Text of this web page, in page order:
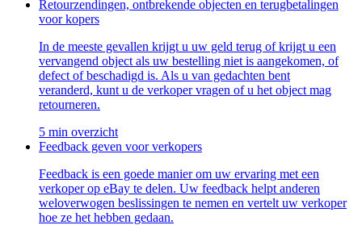
Retourzendingen, ontbrekende objecten en terugbetalingen
voor kopers
In de meeste gevallen krijgt u uw geld terug of krijgt u een
vervangend object als uw bestelling niet is aangekomen, of
defect of beschadigd is. Als u van gedachten bent
veranderd, kunt u de verkoper vragen of u het object mag
retourneren.
5 min overzicht
Feedback geven voor verkopers
Feedback is een goede manier om uw ervaring met een
verkoper op eBay te delen. Uw feedback helpt anderen
weloverwogen beslissingen te nemen en vertelt uw verkoper
hoe ze het hebben gedaan.